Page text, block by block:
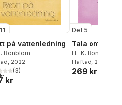
på vattenledning
Rönblom
, 2022
5 stjärnor. Totalt antal röster:
(3)
kr
Del 5
Tala om rep
H.-K. Rönblom
Häftad, 2022
269 kr